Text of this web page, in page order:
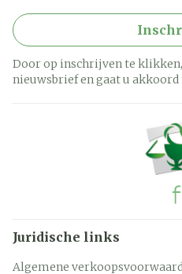
Door op inschrijven te
nieuwsbrief en gaat u akkoord
Juridische links
Algemene